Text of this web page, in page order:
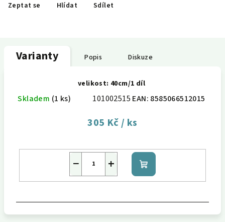
Zeptat se Hlídat Sdílet
Varianty Popis Diskuze
velikost: 40cm/1 díl
Skladem (1 ks) 101002515 EAN: 8585066512015
305 Kč/ ks
+
− Do
košíku